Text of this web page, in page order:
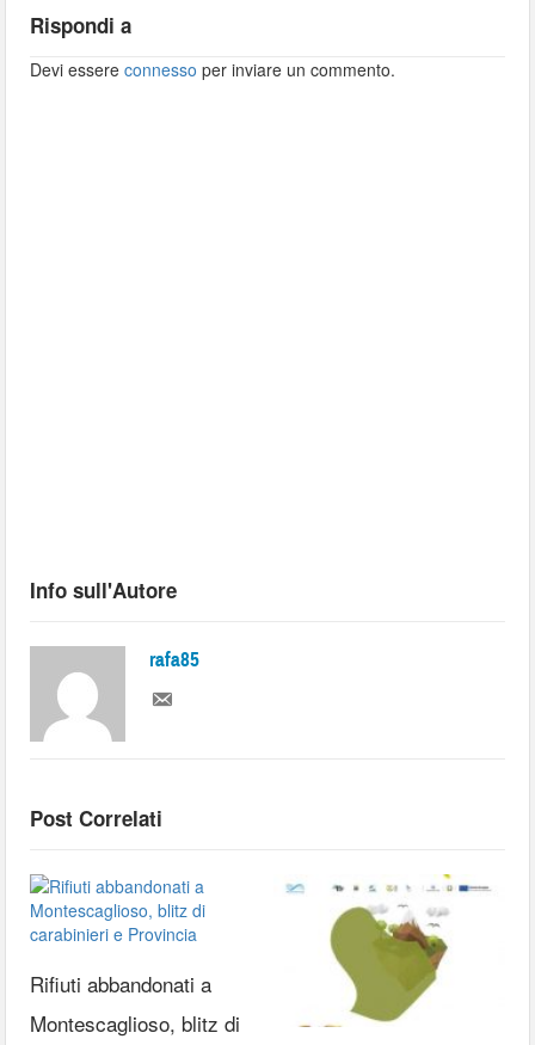
Rispondi a
Devi essereconnesso per inviare un commento.
Info sull'Autore
rafa85
Post Correlati
Rifiuti abbandonati a
Montescaglioso, blitz di